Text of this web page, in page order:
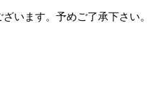
います。予めご了承下さい。